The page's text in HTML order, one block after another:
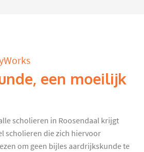
een moeilijk
scholieren in Roosendaal krijgt
scholieren die zich hiervoor
om geen bijles aardrijkskunde te